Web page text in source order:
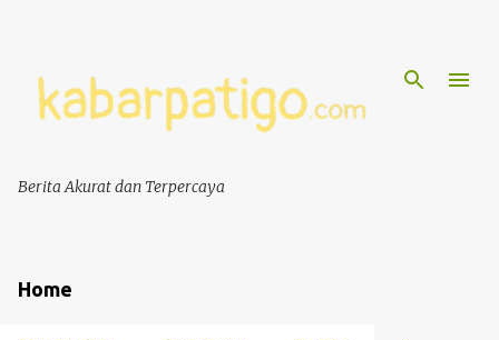
Berita Akurat dan Terpercaya
Home